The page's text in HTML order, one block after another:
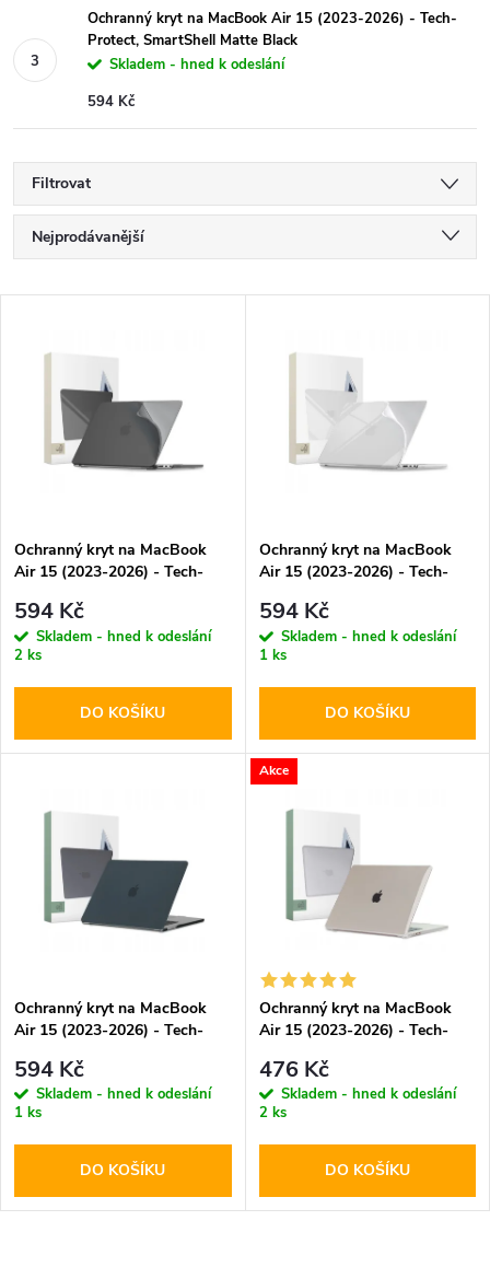
Ochranný kryt na MacBook Air 15 (2023-2026) - Tech-
Protect, SmartShell Matte Black
Skladem - hned k odeslání
594 Kč
Filtrovat
Ř
a
p
r
o
d
Nejprodávanější
s
p
r
o
d
Ochranný kryt na MacBook
Air 15 (2023-2026) - Tech-
594 Kč
Skladem - hned k odeslání
2 ks
DO KOŠÍKU
Ochranný kryt na MacBook
Air 15 (2023-2026) - Tech-
594 Kč
Skladem - hned k odeslání
1 ks
DO KOŠÍKU
Ochranný kryt na MacBook
Air 15 (2023-2026) - Tech-
Black
594 Kč
Skladem - hned k odeslání
1 ks
DO KOŠÍKU
Akce
Ochranný kryt na MacBook
Air 15 (2023-2026) - Tech-
Clear
476 Kč
Skladem - hned k odeslání
2 ks
DO KOŠÍKU